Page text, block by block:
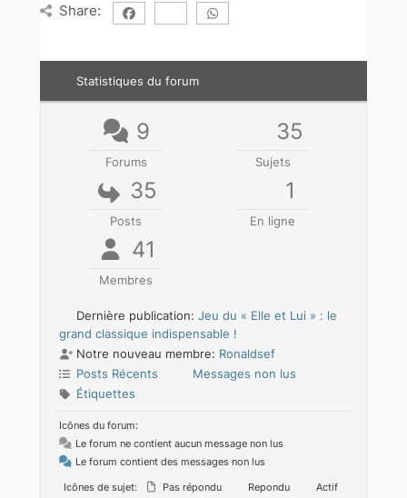
Share:
Statistiques du forum
9
Forums
35
Sujets
35
Posts
1
En ligne
41
Membres
Dernière publication: Jeu du « Elle et Lui » : le
grand classique indispensable !
Notre nouveau membre: Ronaldsef
Posts Récents
Messages non lus
Étiquettes
Icônes du forum:
Le forum ne contient aucun message non lus
Le forum contient des messages non lus
Icônes de sujet:
Pas répondu Repondu
Actif